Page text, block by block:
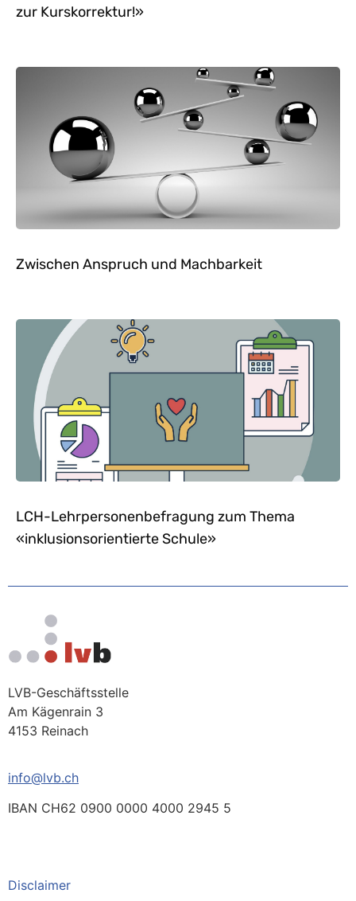
zur Kurskorrektur!»
Zwischen Anspruch und Machbarkeit
LCH-Lehrpersonenbefragung zum Thema
«inklusionsorientierte Schule»
LVB-Geschäftsstelle
Am Kägenrain 3
4153 Reinach
info@lvb.ch
IBAN CH62 0900 0000 4000 2945 5
Disclaimer